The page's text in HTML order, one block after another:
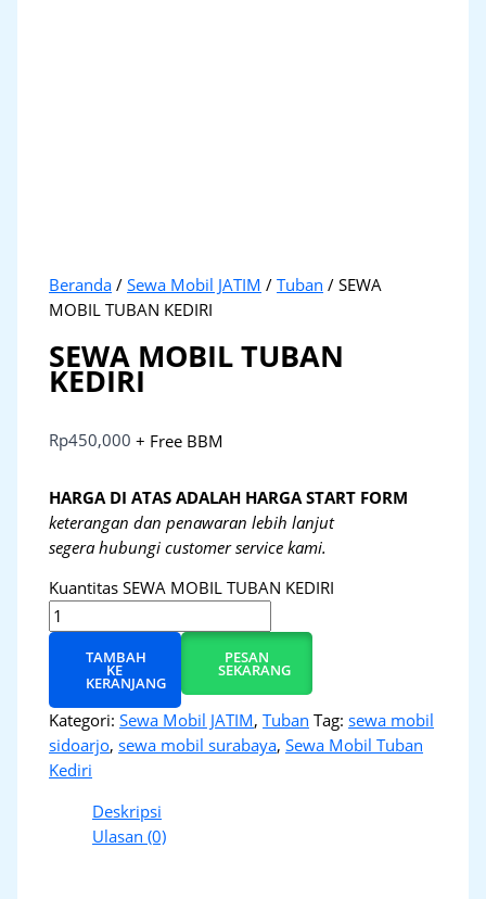
Beranda /Sewa Mobil JATIM /Tuban / SEWA
MOBIL TUBAN KEDIRI
SEWA MOBIL TUBAN
KEDIRI
Rp450,000 + Free BBM
HARGA DI ATAS ADALAH HARGA START FORM
keterangan dan penawaran lebih lanjut
segera hubungi customer service kami.
Kuantitas SEWA MOBIL TUBAN KEDIRI
TAMBAH
KE
KERANJANG
PESAN
SEKARANG
Kategori:Sewa Mobil JATIM,Tuban Tag:sewa mobil
sidoarjo,sewa mobil surabaya,Sewa Mobil Tuban
Kediri
Deskripsi
Ulasan (0)